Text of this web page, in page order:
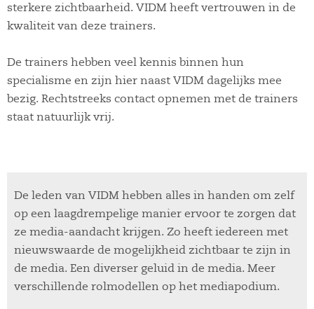
sterkere zichtbaarheid. VIDM heeft vertrouwen in de
kwaliteit van deze trainers.
De trainers hebben veel kennis binnen hun
specialisme en zijn hier naast VIDM dagelijks mee
bezig. Rechtstreeks contact opnemen met de trainers
staat natuurlijk vrij.
De leden van VIDM hebben alles in handen om zelf
op een laagdrempelige manier ervoor te zorgen dat
ze media-aandacht krijgen. Zo heeft iedereen met
nieuwswaarde de mogelijkheid zichtbaar te zijn in
de media. Een diverser geluid in de media. Meer
verschillende rolmodellen op het mediapodium.